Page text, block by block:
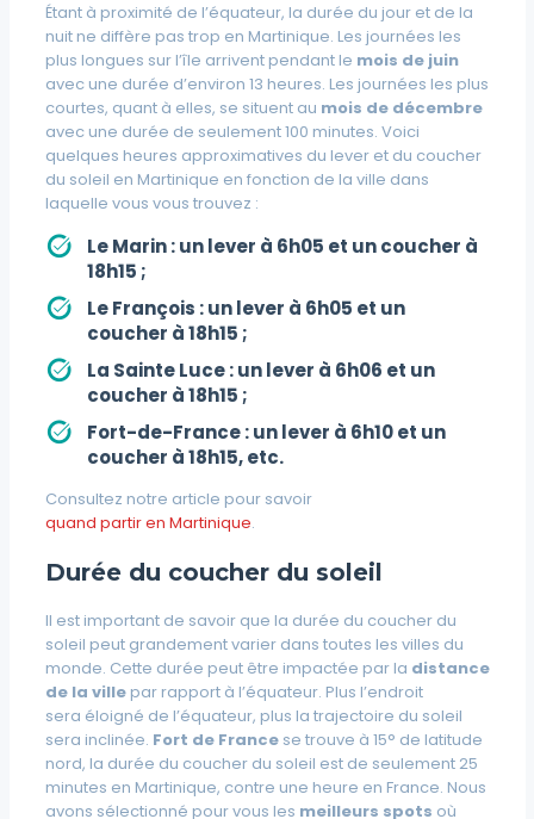
Étant à proximité de l’équateur, la durée du jour et de la
nuit ne diffère pas trop en Martinique. Les journées les
plus longues sur l’île arrivent pendant le mois de juin
avec une durée d’environ 13 heures. Les journées les plus
courtes, quant à elles, se situent au mois de décembre
avec une durée de seulement 100 minutes. Voici
quelques heures approximatives du lever et du coucher
du soleil en Martinique en fonction de la ville dans
laquelle vous vous trouvez :
Le Marin : un lever à 6h05 et un coucher à
18h15 ;
Le François : un lever à 6h05 et un
coucher à 18h15 ;
La Sainte Luce : un lever à 6h06 et un
coucher à 18h15 ;
Fort-de-France : un lever à 6h10 et un
coucher à 18h15, etc.
Consultez notre article pour savoir
quand partir en Martinique.
Durée du coucher du soleil
Il est important de savoir que la durée du coucher du
soleil peut grandement varier dans toutes les villes du
monde. Cette durée peut être impactée par la distance
de la villepar rapport à l’équateur. Plus l’endroit
sera éloigné de l’équateur, plus la trajectoire du soleil
sera inclinée. Fort de Francese trouve à 15° de latitude
nord, la durée du coucher du soleil est de seulement 25
minutes en Martinique, contre une heure en France. Nous
avons sélectionné pour vous les meilleurs spots où